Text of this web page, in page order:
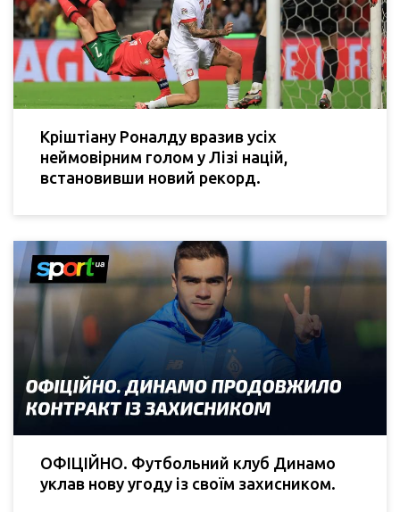
Кріштіану Роналду вразив усіх
неймовірним голом у Лізі націй,
встановивши новий рекорд.
ОФІЦІЙНО. Футбольний клуб Динамо
уклав нову угоду із своїм захисником.